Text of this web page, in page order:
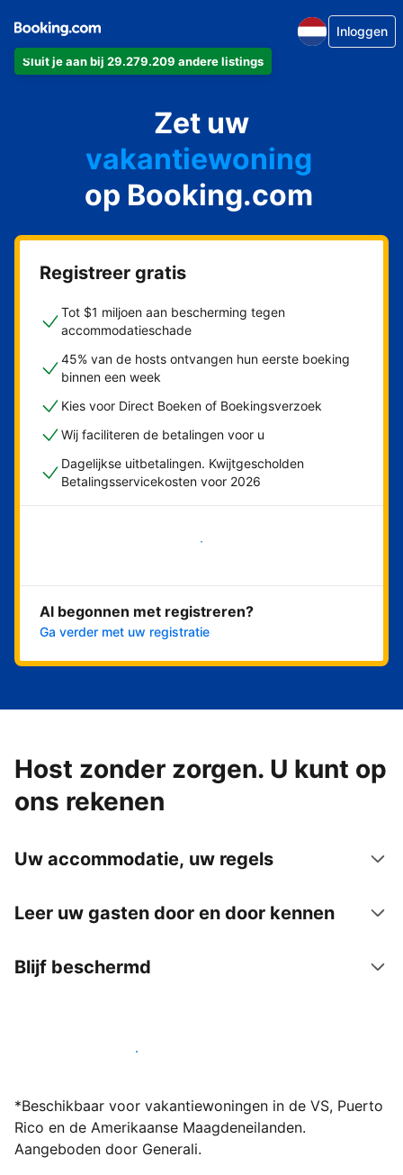
Sluit je aan bij 29.279.209 andere listings
Inloggen
Zet uw
appartement
hotel
vakantiewoning
pension
bed & breakfast
op Booking.com
Registreer gratis
Tot $1 miljoen aan bescherming tegen
accommodatieschade
45% van de hosts ontvangen hun eerste boeking
binnen een week
Kies voor Direct Boeken of Boekingsverzoek
Wij faciliteren de betalingen voor u
Dagelijkse uitbetalingen. Kwijtgescholden
Betalingsservicekosten voor 2026
Nu meteen beginnen
Al begonnen met registreren?
Ga verder met uw registratie
Host zonder zorgen. U kunt op
ons rekenen
Uw accommodatie, uw regels
Leer uw gasten door en door kennen
Blijf beschermd
Word vandaag nog host bij ons
*Beschikbaar voor vakantiewoningen in de VS, Puerto
Rico en de Amerikaanse Maagdeneilanden.
Aangeboden door Generali.